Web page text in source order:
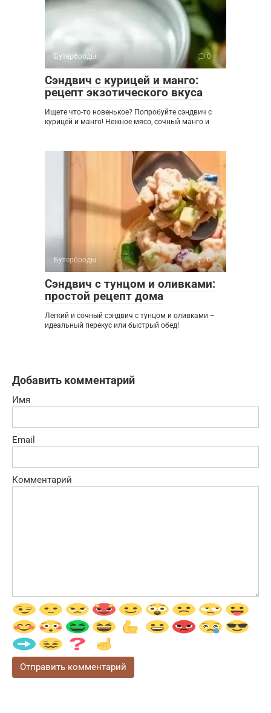
Бутерброды 0
Сэндвич с курицей и манго:
рецепт экзотического вкуса
Ищете что-то новенькое? Попробуйте сэндвич с
курицей и манго! Нежное мясо, сочный манго и
Бутерброды 0
Сэндвич с тунцом и оливками:
простой рецепт дома
Легкий и сочный сэндвич с тунцом и оливками –
идеальный перекус или быстрый обед!
Добавить комментарий
Имя
Email
Комментарий